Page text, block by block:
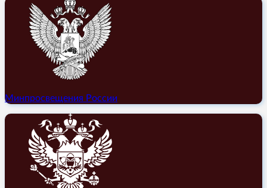
Минпросвещения России